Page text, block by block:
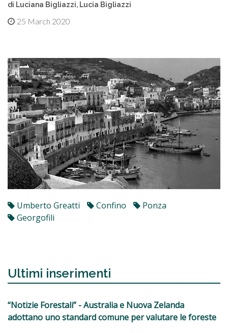
di Luciana Bigliazzi, Lucia Bigliazzi
25 March 2020
Umberto Greatti Confino
Ponza
Georgofili
Ultimi inserimenti
“Notizie Forestali” - Australia e Nuova Zelanda
adottano uno standard comune per valutare le foreste